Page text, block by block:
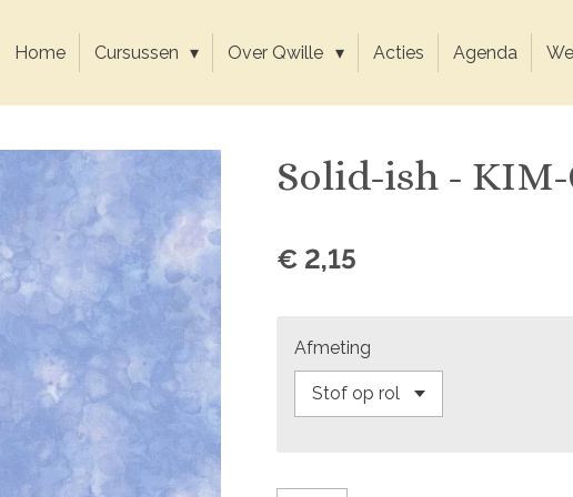
Home Cursussen Over Qwille Acties Agenda
Solid-ish - KIM-
€ 2,15
Afmeting